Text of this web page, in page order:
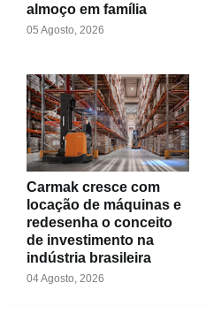
almoço em família
05 Agosto, 2026
Carmak cresce com
locação de máquinas e
redesenha o conceito
de investimento na
indústria brasileira
04 Agosto, 2026